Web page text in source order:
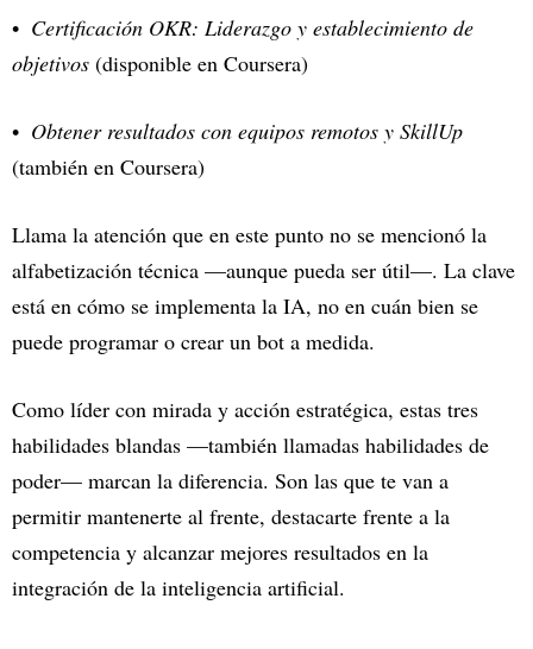
Certificación OKR: Liderazgo y establecimiento de
objetivos (disponible en Coursera)
Obtener resultados con equipos remotos y SkillUp
(también en Coursera)
Llama la atención que en este punto no se mencionó la
alfabetización técnica —aunque pueda ser útil—. La clave
está en cómo se implementa la IA, no en cuán bien se
puede programar o crear un bot a medida.
Como líder con mirada y acción estratégica, estas tres
habilidades blandas —también llamadas habilidades de
poder— marcan la diferencia. Son las que te van a
permitir mantenerte al frente, destacarte frente a la
competencia y alcanzar mejores resultados en la
integración de la inteligencia artificial.